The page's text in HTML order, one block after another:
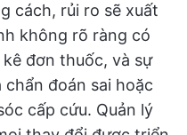
cách, rủi ro sẽ xuất
không rõ ràng có
đơn thuốc, và sự
đoán sai hoặc
cấp cứu. Quản lý